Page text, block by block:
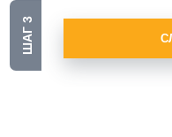
ШАГ 3